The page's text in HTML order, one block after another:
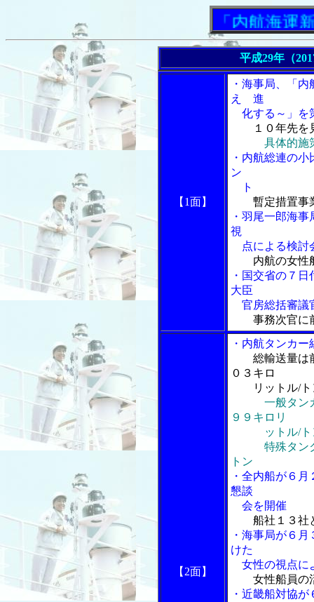
「内航海運新聞」
平成29年（
【1面】
・海事局、「
え 進
化する～」を
１０年先を
具体的施
・内航総連の
ン
ト
暫定措置事
・羽尾一郎海
視
点による検討
内航の女性
・国交省の７
大臣
官房総括審議
事務次官に
【2面】
・内航タンカ
総輸送量は
０３キロ
リットル/ト
一般タン
９９キロリ
ットル/ト
特殊タンク
トン
・全内船が６
懇談
会を開催
船社１３社
・海事局が６
けた
女性の視点に
女性船員の
・近畿船対協